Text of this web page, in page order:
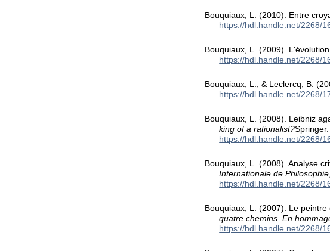
Bouquiaux, L. (2010). Entre
https://hdl.handle.net/2268/
Bouquiaux, L. (2009).
https://hdl.handle.net/2268/
Bouquiaux, L., & Leclercq, B.
https://hdl.handle.net/2268/
Bouquiaux, L. (2008). Leibniz
king of a rationalist?Springer.
https://hdl.handle.net/2268/
Bouquiaux, L. (2008). Analyse
Internationale de Philosophie
https://hdl.handle.net/2268/
Bouquiaux, L. (2007). Le
quatre chemins. En
https://hdl.handle.net/2268/